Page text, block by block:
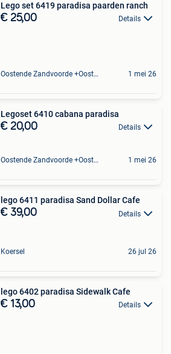
Lego set 6419 paradisa paarden ranch
€ 25,00 Details
Oostende Zandvoorde +Oostende 1 mei 26
Legoset 6410 cabana paradisa
€ 20,00 Details
Oostende Zandvoorde +Oostende 1 mei 26
lego 6411 paradisa Sand Dollar Cafe
€ 39,00 Details
Koersel 26 jul 26
lego 6402 paradisa Sidewalk Cafe
€ 13,00 Details